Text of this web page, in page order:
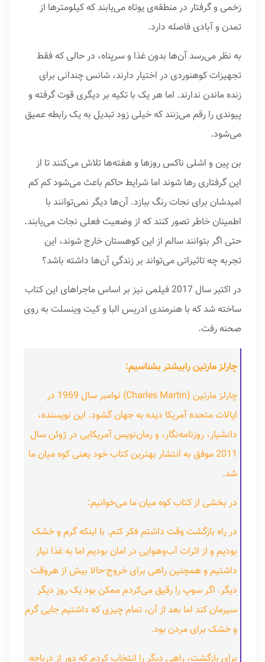
زخمی و گرفتار در منطقه‌ی یوتاه می‌یابند که کیلومترها از
تمدن و آبادی فاصله دارد.
به نظر می‌رسد آن‌ها بدون غذا و سرپناه، در حالی که فقط
تجهیزات کوهنوردی در اختیار دارند، شانس چندانی برای
زنده ماندن ندارند. اما هر یک با تکیه بر دیگری قوت گرفته و
پیوندی را رقم می‌زنند که خیلی زود تبدیل به یک رابطه عمیق
می‌شود.
بن پین و اشلی ناکس روزها و هفته‌ها تلاش می‌کنند تا از
این گرفتاری رها شوند اما شرایط حاکم باعث می‌شود کم کم
امیدشان برای نجات رنگ ببازد. آن‌ها دیگر نمی‌توانند با
اطمینان خاطر تصور کنند که از وضعیت فعلی نجات می‌یابند.
حتی اگر بتوانند سالم از این کوهستان خارج شوند، این
تجربه چه تاثیراتی می‌تواند بر زندگی آن‌ها داشته باشد؟
در اکتبر سال 2017 فیلمی نیز بر اساس ماجراهای این کتاب
ساخته شد که با هنرمندی ادریس البا و کیت وینسلت به روی
صحنه رفت.
چارلز مارتین رابیشتر بشناسیم:
چارلز مارتین (Charles Martin) نوامبر سال 1969 در
ایالات متحده آمریکا دیده به جهان گشود. این نویسنده،
دانشیار، روزنامه‌نگار، و رمان‌نویس آمریکایی در ژوئن سال
2011 موفق به انتشار بهترین کتاب خود یعنی کوه میان ما
شد.
در بخشی از کتاب کوه میان ما می‌خوانیم:
در راه بازگشت وقت داشتم فکر کنم. با اینکه گرم و خشک
بودیم و از اثرات آب‌وهوایی در امان بودیم اما به غذا نیاز
داشتیم و همچنین راهی برای خروج-حالا بیش از هروقت
دیگر. اگر سوپ را رقیق می‌کردم ممکن بود یک روز دیگر
سیرمان کند اما بعد از آن، تمام چیزی که داشتیم جایی گرم
و خشک برای مردن بود.
برای بازگشت، راهی دیگر را انتخاب کردم که دور از دریاچه